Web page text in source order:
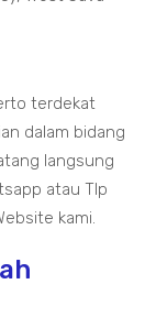
terdekat
dalam bidang
langsung
atau Tlp
kami.